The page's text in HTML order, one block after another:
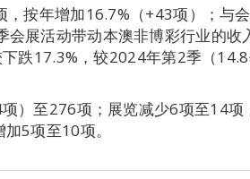
按年增加16.7%（+43项）；与
会展活动带动本澳非博彩行业的收
跌17.3%，较2024年第2季（
）至276项；展览减少6项至14项
5项至10项。